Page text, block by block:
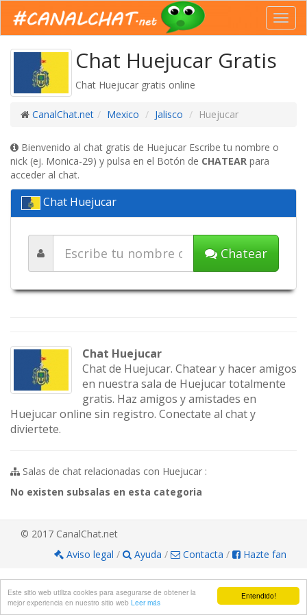
Entendido!
Este sitio web utiliza cookies para asegurarse de obtener la
mejor experiencia en nuestro sitio web Leer más
Chat Huejucar Gratis
Chat Huejucar gratis online
CanalChat.net Mexico Jalisco Huejucar
Bienvenido al chat gratis de Huejucar Escribe tu nombre o
nick (ej. Monica-29) y pulsa en el Botón de CHATEAR para
acceder al chat.
Chat Huejucar
Chatear
Chat Huejucar
Chat de Huejucar. Chatear y hacer amigos
en nuestra sala de Huejucar totalmente
gratis. Haz amigos y amistades en
Huejucar online sin registro. Conectate al chat y
diviertete.
Salas de chat relacionadas con Huejucar :
No existen subsalas en esta categoria
© 2017 CanalChat.net
Aviso legal / Ayuda / Contacta / Hazte fan